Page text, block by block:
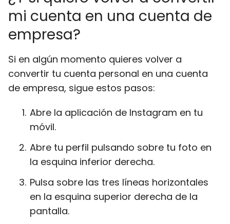
mi cuenta en una cuenta de
empresa?
Si en algún momento quieres volver a
convertir tu cuenta personal en una cuenta
de empresa, sigue estos pasos:
Abre la aplicación de Instagram en tu
móvil.
Abre tu perfil pulsando sobre tu foto en
la esquina inferior derecha.
Pulsa sobre las tres líneas horizontales
en la esquina superior derecha de la
pantalla.